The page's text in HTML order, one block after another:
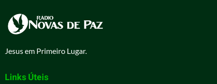
Jesus em Primeiro Lugar.
Links Úteis